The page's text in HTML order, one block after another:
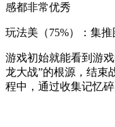
感都非常优秀
玩法美（75%）：集
游戏初始就能看到游
龙大战”的根源，结束
程中，通过收集记忆